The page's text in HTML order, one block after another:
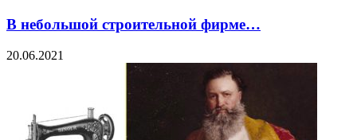
В небольшой строительной фирме…
20.06.2021